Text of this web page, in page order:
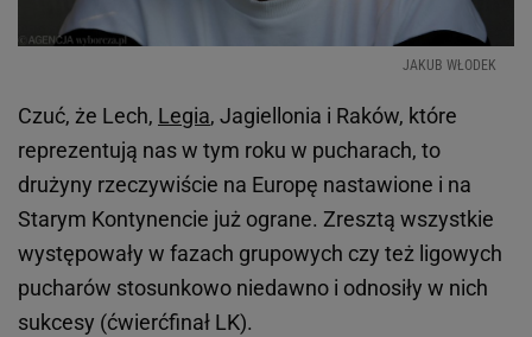
JAKUB WŁODEK
Czuć, że Lech, Legia, Jagiellonia i Raków, które
reprezentują nas w tym roku w pucharach, to
drużyny rzeczywiście na Europę nastawione i na
Starym Kontynencie już ograne. Zresztą wszystkie
występowały w fazach grupowych czy też ligowych
pucharów stosunkowo niedawno i odnosiły w nich
sukcesy (ćwierćfinał LK).